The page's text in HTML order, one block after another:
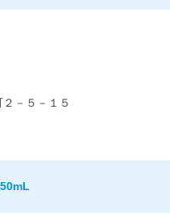
－５－１５